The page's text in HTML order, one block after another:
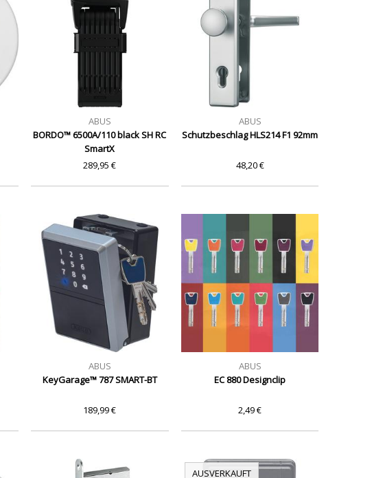
ABUS
BORDO™ 6500A/110 black SH RC
SmartX
289,95 €
ABUS
Schutzbeschlag HLS214 F1 92mm
48,20 €
ABUS
KeyGarage™ 787 SMART-BT
189,99 €
ABUS
EC 880 Designclip
2,49 €
AUSVERKAUFT